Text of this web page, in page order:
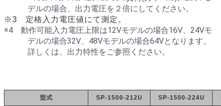
デルの場合、出力電圧を２倍にしてください。
※3 定格入力電圧値にて測定。
※4 動作可能入力電圧上限は12Vモデルの場合16V、24Vモ
デルの場合32V、48Vモデルの場合64Vとなります。
詳しくは、出力特性をご参照ください。
型式 SP-1500-212U SP-1500-224U